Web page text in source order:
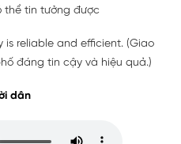
thể tin tưởng được
is reliable and efficient. (Giao
đáng tin cậy và hiệu quả.)
dân